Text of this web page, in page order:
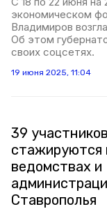
экономическом
Владимиров
Об этом
своих соцсетях.
19 июня 2025, 11:04
39
стажируются
ведомствах и
Ставрополья